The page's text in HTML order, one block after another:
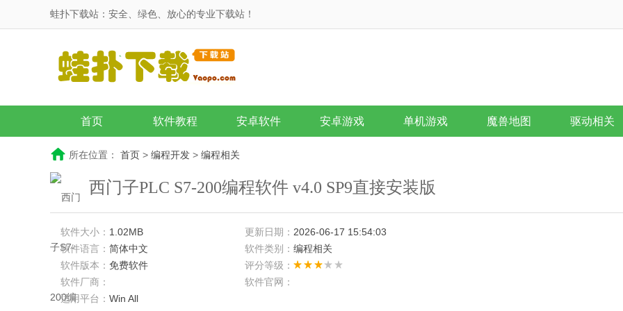
蛙扑下载站：安全、绿色、放心的专业下载站！
首页 软件教程 安卓软件 安卓游戏 单机游戏 魔兽地图 驱动相关
所在位置： 首页 > 编程开发 > 编程相关
西门子PLC S7-200编程软件 v4.0 SP9直接安装版
软件大小： 1.02MB 更新日期： 2026-06-17 15:54:03
软件语言： 简体中文 软件类别： 编程相关
软件版本： 免费软件
评分等级：
软件厂商：
软件官网：
适用平台： Win All